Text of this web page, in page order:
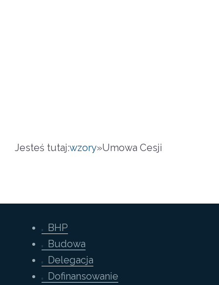
Jesteś tutaj:wzory»Umowa Cesji
BHP
Budowa
Delegacja
Dofinansowanie